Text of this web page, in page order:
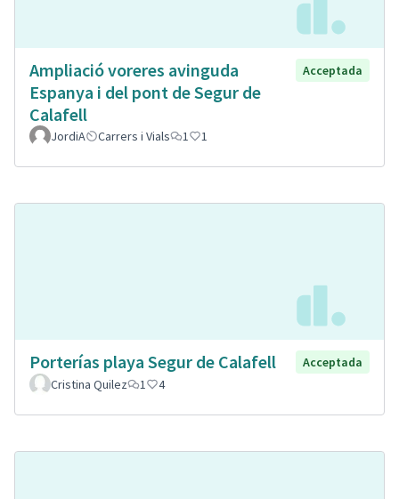
Ampliació voreres avinguda
Espanya i del pont de Segur de
Calafell
Acceptada
JordiA Carrers i Vials 1 1
Porterías playa Segur de Calafell
Acceptada
Cristina Quilez
1 4